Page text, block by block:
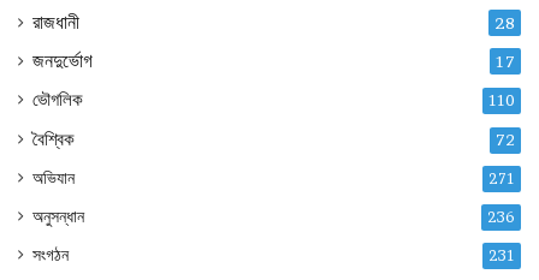
রাজধানী 28
জনদুর্ভোগ 17
ভৌগলিক 110
বৈশ্বিক 72
অভিযান 271
অনুসন্ধান 236
সংগঠন 231